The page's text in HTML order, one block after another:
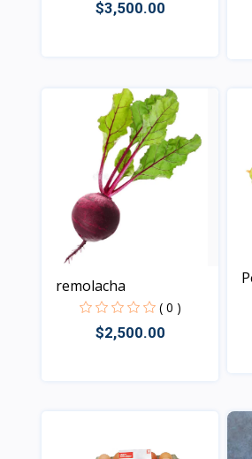
$3,500.00
remolacha
( 0 )
$2,500.00